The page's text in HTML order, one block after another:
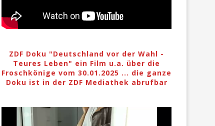
ZDF Doku "Deutschland vor der Wahl -
Teures Leben" ein Film u.a. über die
Froschkönige vom 30.01.2025 ... die ganze
Doku ist in der ZDF Mediathek abrufbar